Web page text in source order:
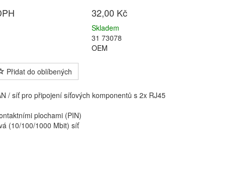
32,00 Kč
Skladem
31 73078
OEM
Přidat do oblíbených
/ síť pro připojení síťových komponentů s 2x RJ45
plochami (PIN)
(10/100/1000 Mbit) síť